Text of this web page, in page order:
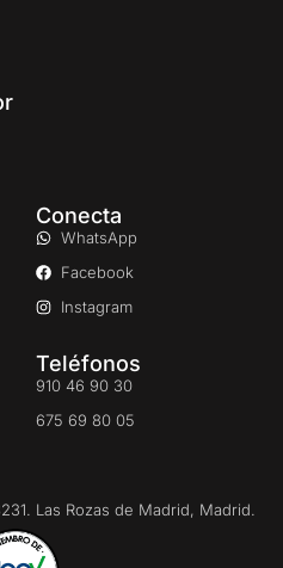
Conecta
WhatsApp
Facebook
Instagram
Teléfonos
910 46 90 30
675 69 80 05
Las Rozas de Madrid, Madrid.